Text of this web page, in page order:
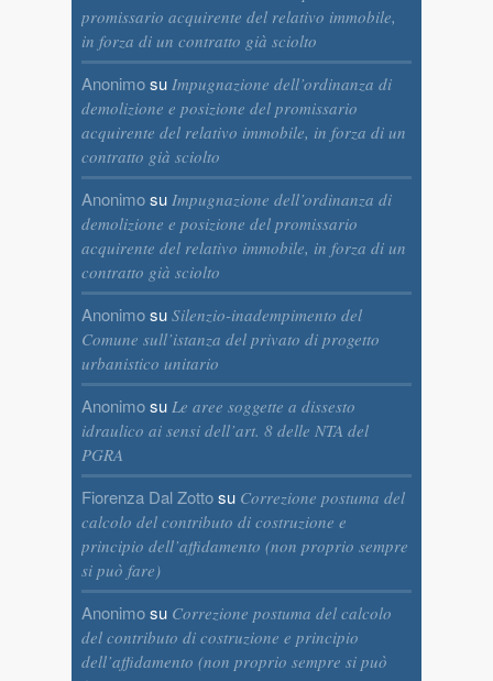
promissario acquirente del relativo immobile,
in forza di un contratto già sciolto
Anonimosu Impugnazione dell’ordinanza di
demolizione e posizione del promissario
acquirente del relativo immobile, in forza di un
contratto già sciolto
Anonimosu Impugnazione dell’ordinanza di
demolizione e posizione del promissario
acquirente del relativo immobile, in forza di un
contratto già sciolto
Anonimosu Silenzio-inadempimento del
Comune sull’istanza del privato di progetto
urbanistico unitario
Anonimosu Le aree soggette a dissesto
idraulico ai sensi dell’art. 8 delle NTA del
PGRA
Fiorenza Dal Zottosu Correzione postuma del
calcolo del contributo di costruzione e
principio dell’affidamento (non proprio sempre
si può fare)
Anonimosu Correzione postuma del calcolo
del contributo di costruzione e principio
dell’affidamento (non proprio sempre si può